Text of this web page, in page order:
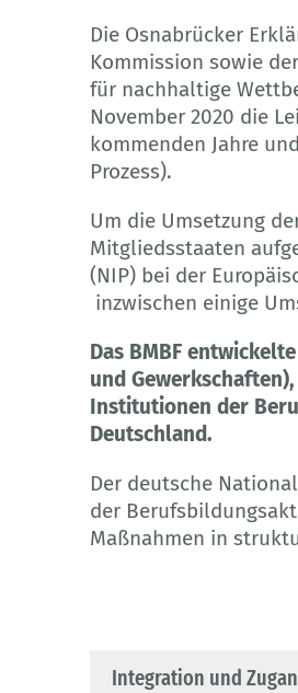
Die Osnabrücker
Kommission sowie
für nachhaltige
November 2020 die
kommenden Jahre
Prozess).
Um die Umsetzung
Mitgliedsstaaten
(NIP) bei der
inzwischen einige
Das BMBF
und
Institutionen der
Deutschland.
Der deutsche
der
Maßnahmen in
Integration und